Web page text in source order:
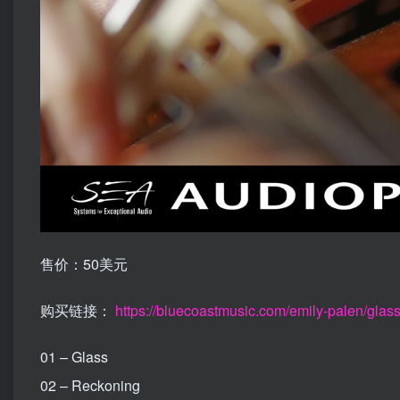
售价：50美元
购买链接： https://bluecoastmusic.com/emily-palen/glass
01 – Glass
02 – Reckoning